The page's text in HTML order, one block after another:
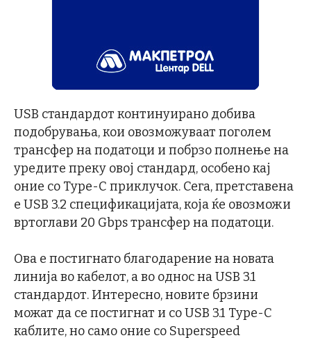
USB стандардот континуирано добива
подобрувања, кои овозможуваат поголем
трансфер на податоци и побрзо полнење на
уредите преку овој стандард, особено кај
оние со Type-C приклучок. Сега, претставена
е USB 3.2 спецификацијата, која ќе овозможи
вртоглави 20 Gbps трансфер на податоци.
Ова е постигнато благодарение на новата
линија во кабелот, а во однос на USB 3.1
стандардот. Интересно, новите брзини
можат да се постигнат и со USB 3.1 Type-C
каблите, но само оние со Superspeed